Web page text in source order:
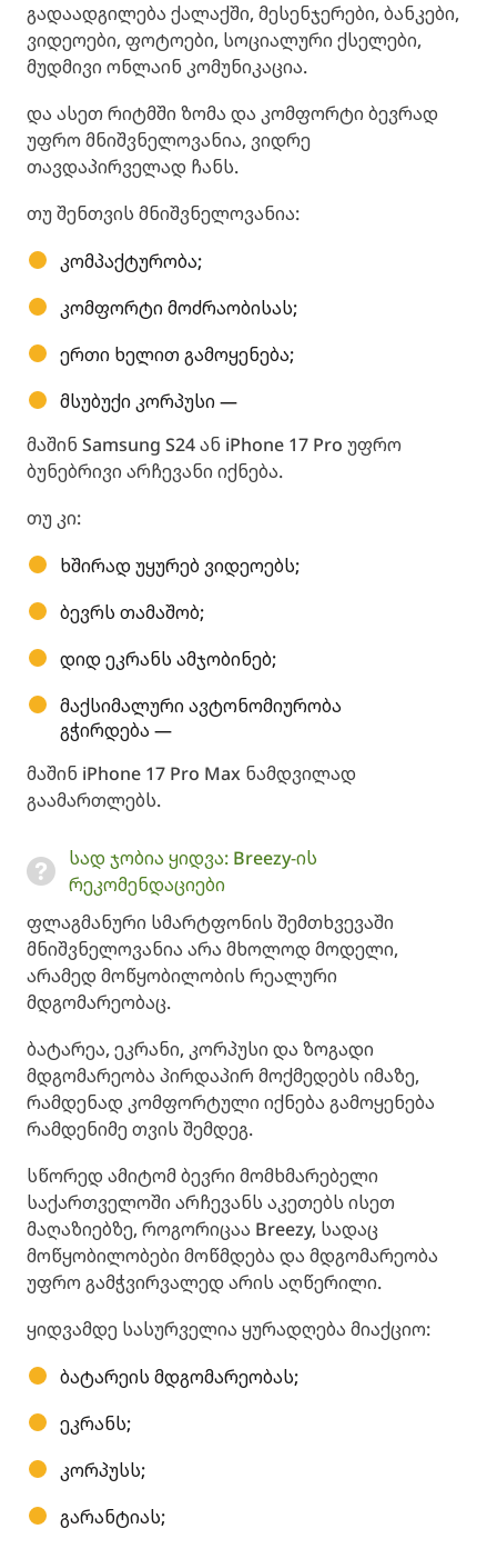
გადაადგილება ქალაქში, მესენჯერები, ბანკები,
ვიდეოები, ფოტოები, სოციალური ქსელები,
მუდმივი ონლაინ კომუნიკაცია.
და ასეთ რიტმში ზომა და კომფორტი ბევრად
უფრო მნიშვნელოვანია, ვიდრე
თავდაპირველად ჩანს.
თუ შენთვის მნიშვნელოვანია:
კომპაქტურობა;
კომფორტი მოძრაობისას;
ერთი ხელით გამოყენება;
მსუბუქი კორპუსი —
მაშინ Samsung S24 ან iPhone 17 Pro უფრო
ბუნებრივი არჩევანი იქნება.
თუ კი:
ხშირად უყურებ ვიდეოებს;
ბევრს თამაშობ;
დიდ ეკრანს ამჯობინებ;
მაქსიმალური ავტონომიურობა
გჭირდება —
მაშინ iPhone 17 Pro Max ნამდვილად
გაამართლებს.
სად ჯობია ყიდვა: Breezy-ის
რეკომენდაციები
ფლაგმანური სმარტფონის შემთხვევაში
მნიშვნელოვანია არა მხოლოდ მოდელი,
არამედ მოწყობილობის რეალური
მდგომარეობაც.
ბატარეა, ეკრანი, კორპუსი და ზოგადი
მდგომარეობა პირდაპირ მოქმედებს იმაზე,
რამდენად კომფორტული იქნება გამოყენება
რამდენიმე თვის შემდეგ.
სწორედ ამიტომ ბევრი მომხმარებელი
საქართველოში არჩევანს აკეთებს ისეთ
მაღაზიებზე, როგორიცაა Breezy, სადაც
მოწყობილობები მოწმდება და მდგომარეობა
უფრო გამჭვირვალედ არის აღწერილი.
ყიდვამდე სასურველია ყურადღება მიაქციო:
ბატარეის მდგომარეობას;
ეკრანს;
კორპუსს;
გარანტიას;